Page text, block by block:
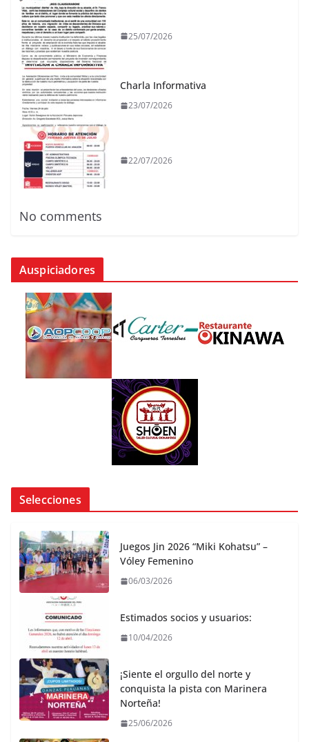
25/07/2026
Charla Informativa
23/07/2026
22/07/2026
No comments
Auspiciadores
Selecciones
Juegos Jin 2026 “Miki Kohatsu” –
Vóley Femenino
06/03/2026
Estimados socios y usuarios:
10/04/2026
¡Siente el orgullo del norte y
conquista la pista con Marinera
Norteña!
25/06/2026